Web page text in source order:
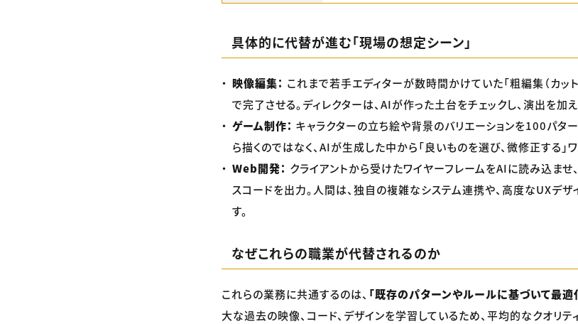
具体的に代替が進む「現場の想定シーン」
映像編集： これまで若手エディターが数時間かけていた「粗編集（カッ
で完了させる。ディレクターは、AIが作った土台をチェックし、演出を加
ゲーム制作： キャラクターの立ち絵や背景のバリエーションを100パタ
ら描くのではなく、AIが生成した中から「良いものを選び、微修正する」
Web開発： クライアントから受けたワイヤーフレームをAIに読み込ませ
スコードを出力。人間は、独自の複雑なシステム連携や、高度なUXデザ
す。
なぜこれらの職業が代替されるのか
これらの業務に共通するのは、 「既存のパターンやルールに基づいて最適
大な過去の映像、コード、デザインを学習しているため、平均的なクオリ